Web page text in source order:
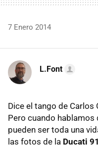
7 Enero 2014
L.Font
Dice el tango de Carlos
Pero cuando
pueden ser toda una
las fotos de la Ducati